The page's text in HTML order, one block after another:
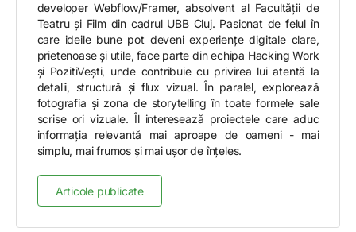
developer Webflow/Framer, absolvent al Facultății de
Teatru și Film din cadrul UBB Cluj. Pasionat de felul în
care ideile bune pot deveni experiențe digitale clare,
prietenoase și utile, face parte din echipa Hacking Work
și PozitiVești, unde contribuie cu privirea lui atentă la
detalii, structură și flux vizual. În paralel, explorează
fotografia și zona de storytelling în toate formele sale
scrise ori vizuale. Îl interesează proiectele care aduc
informația relevantă mai aproape de oameni - mai
simplu, mai frumos și mai ușor de înțeles.
Articole publicate